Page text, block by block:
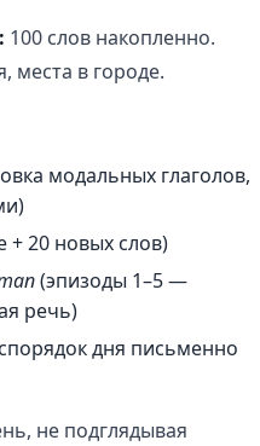
100 слов накопленно.
места в городе.
модальных глаголов,
+ 20 новых слов)
(эпизоды 1–5 —
речь)
дня письменно
не подглядывая